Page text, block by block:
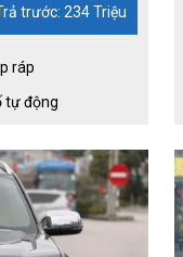
trước: 234 Triệu
ráp
tự động